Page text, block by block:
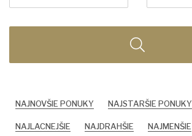
NAJNOVŠIE PONUKY NAJSTARŠIE PONUKY
NAJLACNEJŠIE NAJDRAHŠIE NAJMENŠIE